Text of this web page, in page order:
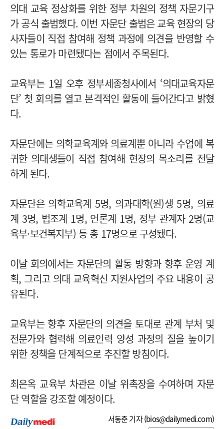
의대 교육 정상화를 위한 정부 차원의 정책 자문기구
가 공식 출범했다. 이번 자문단 출범은 교육 현장의 당
사자들이 직접 참여해 정책 과정에 의견을 반영할 수
있는 통로가 마련됐다는 점에서 주목된다.
교육부는 1일 오후 정부세종청사에서 ‘의대교육자문
단’ 첫 회의를 열고 본격적인 활동에 들어간다고 밝혔
다.
자문단에는 의학교육계와 의료계뿐 아니라 수업에 복
귀한 의대생들이 직접 참여해 현장의 목소리를 전달
하게 된다.
자문단은 의학교육계 5명, 의과대학(원)생 5명, 의료
계 3명, 법조계 1명, 언론계 1명, 정부 관계자 2명(교
육부·보건복지부) 등 총 17명으로 구성됐다.
이날 회의에서는 자문단의 활동 방향과 향후 운영 계
획, 그리고 의대 교육혁신 지원사업의 주요 내용이 공
유된다.
교육부는 향후 자문단의 의견을 토대로 관계 부처 및
전문가와 협력해 의료인력 양성 과정의 질을 높이기
위한 정책을 단계적으로 추진할 방침이다.
최은옥 교육부 차관은 이날 위촉장을 수여하며 자문
단 역할을 강조할 예정이다.
서동준 기자 (bios@dailymedi.com)